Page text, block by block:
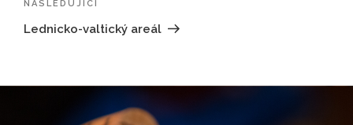
Následující
příspěvek
NÁSLEDUJÍCÍ
Lednicko-valtický areál